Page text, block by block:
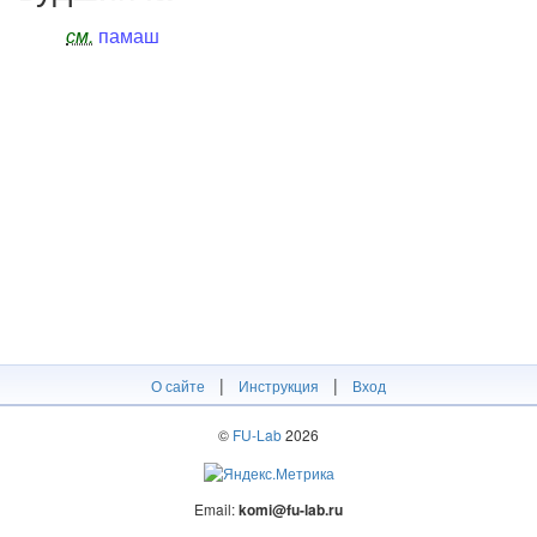
см. памаш
О сайте | Инструкция | Вход
© FU-Lab2026
Email:komi@fu-lab.ru